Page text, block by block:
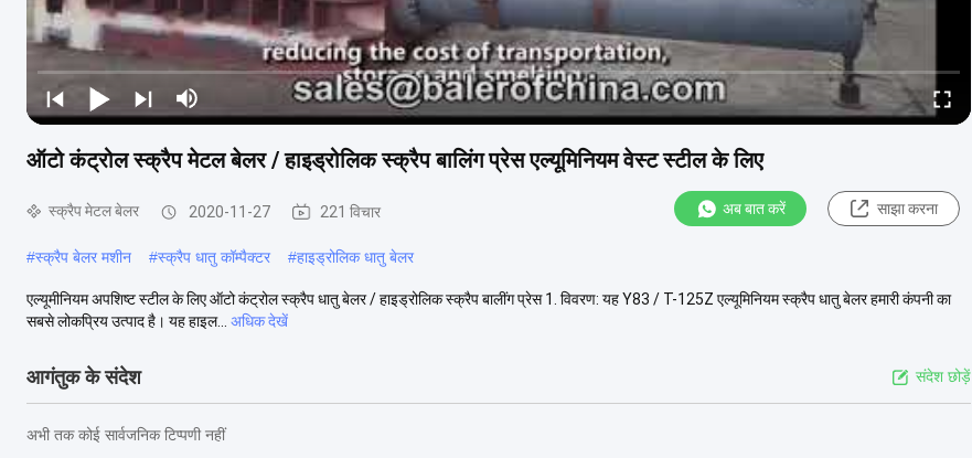
ऑटो कंट्रोल स्क्रैप मेटल बेलर / हाइड्रोलिक स्क्रैप बालिंग प्रेस एल्यूमिनियम वेस्ट स्टील के लिए
स्क्रैप मेटल बेलर 2020-11-27 221 विचार अब बात करें साझा करना
#स्क्रैप बेलर मशीन #स्क्रैप धातु कॉम्पैक्टर #हाइड्रोलिक धातु बेलर
एल्यूमीनियम अपशिष्ट स्टील के लिए ऑटो कंट्रोल स्क्रैप धातु बेलर / हाइड्रोलिक स्क्रैप बालींग प्रेस 1. विवरण: यह Y83 / T-125Z एल्यूमिनियम स्क्रैप धातु बेलर हमारी कंपनी का
सबसे लोकप्रिय उत्पाद है। यह हाइल...
अधिक देखें
आगंतुक के संदेश संदेश छोड़ें
अभी तक कोई सार्वजनिक टिप्पणी नहीं